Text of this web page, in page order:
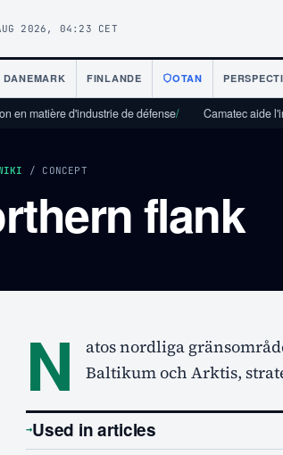
2026, 04:23 CET
DANEMARK FINLANDE OTAN
matière d'industrie de défense/ Camatec aide
/ CONCEPT
flank
N
atos nordliga
Baltikum och Arktis,
→Used in articles